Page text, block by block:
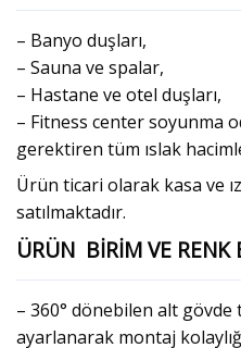
– Banyo duşları,
– Sauna ve spalar,
– Hastane ve otel duşları,
– Fitness center soyunma
gerektiren tüm ıslak
Ürün ticari olarak kasa ve
satılmaktadır.
ÜRÜN BİRİM VE RENK
– 360° dönebilen alt
ayarlanarak montaj